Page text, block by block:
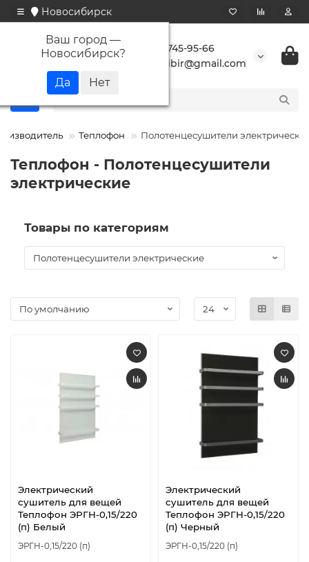
Новосибирск
Ваш город —
Новосибирск?
+7 923 745-95-66
buransibir@gmail.com
Теплофон Полотенцесушители
Теплофон - Полотенцесушители
электрические
Товары по категориям
Электрический
сушитель для вещей
Теплофон ЭРГН-0,15/220
(п) Белый
ЭРГН-0,15/220 (п)
Электрический
сушитель для вещей
Теплофон ЭРГН-0,15/220
(п) Черный
ЭРГН-0,15/220 (п)